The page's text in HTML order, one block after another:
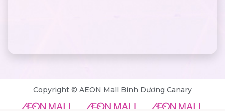
Copyright © AEON Mall Bình Dương Canary